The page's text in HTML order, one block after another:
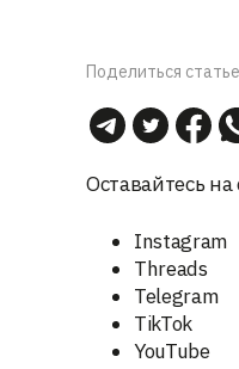
Поделиться
Оставайтесь
Instagram
Threads
Telegram
TikTok
YouTube